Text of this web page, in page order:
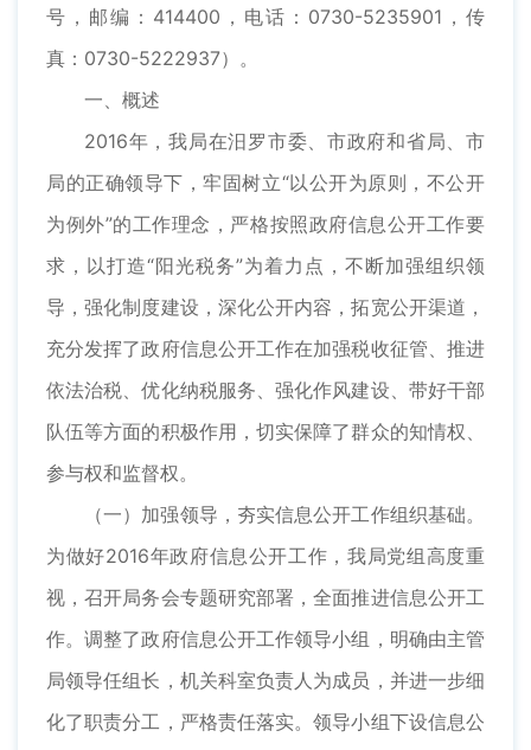
号，邮编：414400，电话：0730-5235901，传
真：0730-5222937）。
一、概述
2016年，我局在汨罗市委、市政府和省局、市
局的正确领导下，牢固树立“以公开为原则，不公开
为例外”的工作理念，严格按照政府信息公开工作要
求，以打造“阳光税务”为着力点，不断加强组织领
导，强化制度建设，深化公开内容，拓宽公开渠道，
充分发挥了政府信息公开工作在加强税收征管、推进
依法治税、优化纳税服务、强化作风建设、带好干部
队伍等方面的积极作用，切实保障了群众的知情权、
参与权和监督权。
（一）加强领导，夯实信息公开工作组织基础。
为做好2016年政府信息公开工作，我局党组高度重
视，召开局务会专题研究部署，全面推进信息公开工
作。调整了政府信息公开工作领导小组，明确由主管
局领导任组长，机关科室负责人为成员，并进一步细
化了职责分工，严格责任落实。领导小组下设信息公